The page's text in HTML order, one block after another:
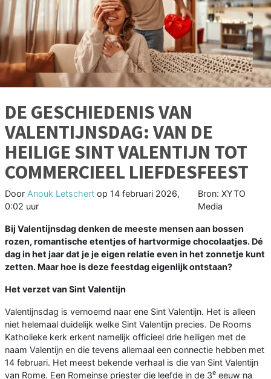
DE GESCHIEDENIS VAN
VALENTIJNSDAG: VAN DE
HEILIGE SINT VALENTIJN TOT
COMMERCIEEL LIEFDESFEEST
Door Anouk Letschert op 14 februari 2026,
0:02 uur
Bron: XYTO
Media
Bij Valentijnsdag denken de meeste mensen aan bossen
rozen, romantische etentjes of hartvormige chocolaatjes. Dé
dag in het jaar dat je je eigen relatie even in het zonnetje kunt
zetten. Maar hoe is deze feestdag eigenlijk ontstaan?
Het verzet van Sint Valentijn
Valentijnsdag is vernoemd naar ene Sint Valentijn. Het is alleen
niet helemaal duidelijk welke Sint Valentijn precies. De Rooms
Katholieke kerk erkent namelijk officieel drie heiligen met de
naam Valentijn en die tevens allemaal een connectie hebben met
14 februari. Het meest bekende verhaal is die van Sint Valentijn
van Rome. Een Romeinse priester die leefde in de 3e eeuw na